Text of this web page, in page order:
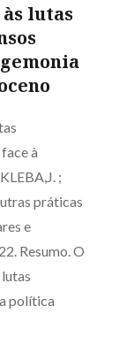
lutas
à
;
práticas
e
Resumo. O
política